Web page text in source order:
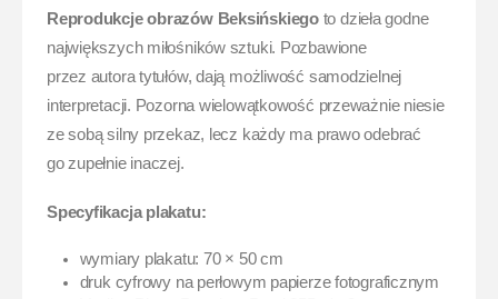
Reprodukcje obrazów Beksińskiego to dzieła godne
największych miłośników sztuki. Pozbawione
przez autora tytułów, dają możliwość samodzielnej
interpretacji. Pozorna wielowątkowość przeważnie niesie
ze sobą silny przekaz, lecz każdy ma prawo odebrać
go zupełnie inaczej.
Specyfikacja plakatu:
wymiary plakatu: 70 × 50 cm
druk cyfrowy na perłowym papierze fotograficznym